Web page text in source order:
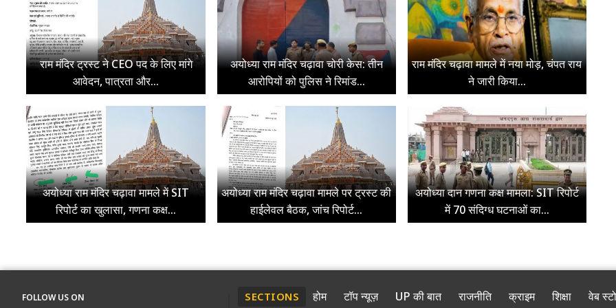
राम मंदिर ट्रस्ट ने CEO पद के लिए मांगे
आवेदन, पात्रता और...
अयोध्या राम मंदिर चढ़ावा चोरी केस: तीन
आरोपियों को पुलिस ने रिमांड...
राम मंदिर चढ़ावा मामले में नया मोड़, चंपत राय
ने जारी किया...
अयोध्या राम मंदिर चढ़ावा मामले में SIT
रिपोर्ट का खुलासा, गणना कक्ष...
अयोध्या राम मंदिर चढ़ावा मामले पर ट्रस्ट की
हाईलेवल बैठक, जांच रिपोर्ट...
अयोध्या दान गणना कक्ष मामला: SIT रिपोर्ट
में 70 संदिग्ध घटनाओं का...
FOLLOW US ON SECTIONS होम टॉप न्यूज़ UP की बात राजनीति क्राइम शिक्षा वेब